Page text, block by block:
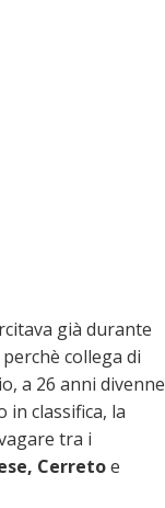
già durante
collega di
a 26 anni divenne
in classifica, la
tra i
Cerretoe